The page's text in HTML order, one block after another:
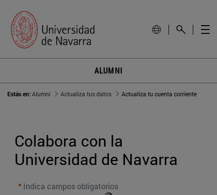
ALUMNI
Estás en:Alumni Actualiza tus datos Actualiza tu cuenta corriente
Colabora con la
Universidad de Navarra
Indica campos obligatorios